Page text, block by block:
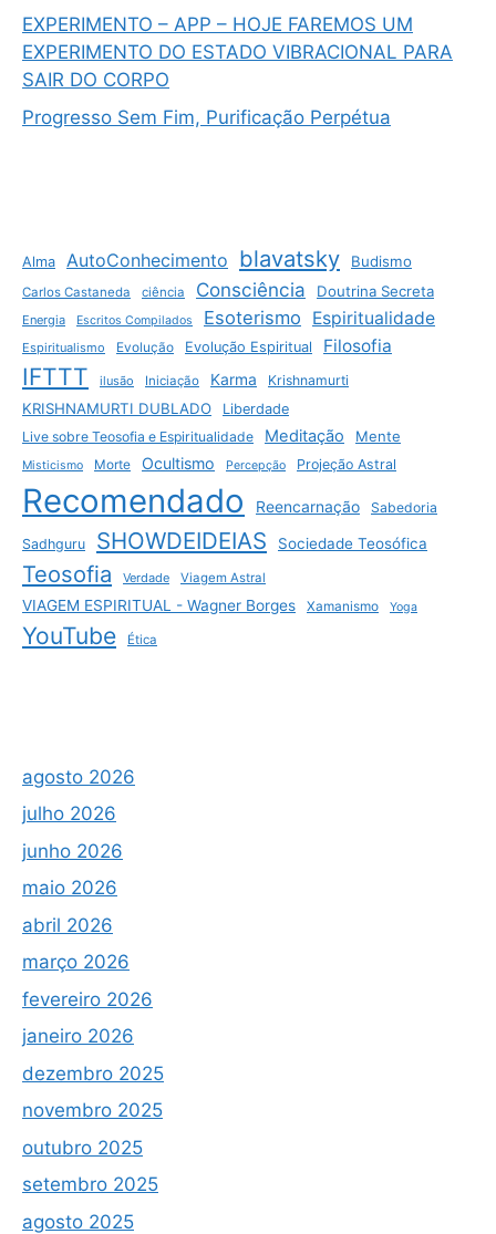
EXPERIMENTO – APP – HOJE FAREMOS UM
EXPERIMENTO DO ESTADO VIBRACIONAL PARA
SAIR DO CORPO
Progresso Sem Fim, Purificação Perpétua
Alma AutoConhecimento blavatsky Budismo
Carlos Castaneda ciência Consciência Doutrina Secreta
Energia Escritos Compilados Esoterismo Espiritualidade
Espiritualismo Evolução Evolução Espiritual Filosofia
IFTTT ilusão Iniciação Karma Krishnamurti
KRISHNAMURTI DUBLADO
Liberdade
Live sobre Teosofia e Espiritualidade
Meditação Mente
Misticismo Morte Ocultismo Percepção Projeção Astral
Recomendado Reencarnação Sabedoria
Sadhguru SHOWDEIDEIAS Sociedade Teosófica
Teosofia Verdade Viagem Astral
VIAGEM ESPIRITUAL - Wagner Borges Xamanismo Yoga
YouTube Ética
agosto 2026
julho 2026
junho 2026
maio 2026
abril 2026
março 2026
fevereiro 2026
janeiro 2026
dezembro 2025
novembro 2025
outubro 2025
setembro 2025
agosto 2025